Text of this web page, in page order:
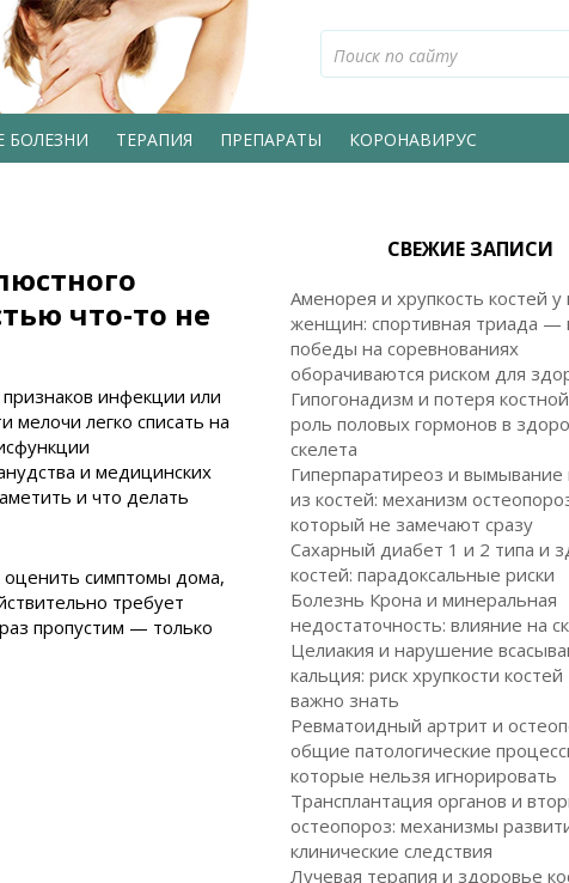
БОЛЕЗНИ ТЕРАПИЯ ПРЕПАРАТЫ КОРОНАВИРУС
что‑то не
инфекции или
легко списать на
и медицинских
и что делать
оценить симптомы дома,
требует
пропустим — только
СВЕЖИЕ ЗАПИСИ
Аменорея и хрупкость костей
женщин: спортивная триада —
победы на соревнованиях
оборачиваются риском для
Гипогонадизм и потеря
роль половых гормонов в
скелета
Гиперпаратиреоз и вымывание
из костей: механизм
который не замечают сразу
Сахарный диабет 1 и 2 типа и
костей: парадоксальные риски
Болезнь Крона и минеральная
недостаточность: влияние на
Целиакия и нарушение
кальция: риск хрупкости
важно знать
Ревматоидный артрит и
общие патологические
которые нельзя игнорировать
Трансплантация органов и
остеопороз: механизмы
клинические следствия
Лучевая терапия и здоровье